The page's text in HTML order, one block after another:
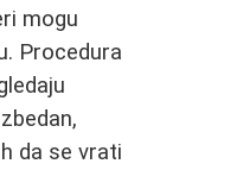
mogu
Procedura
da se vrati